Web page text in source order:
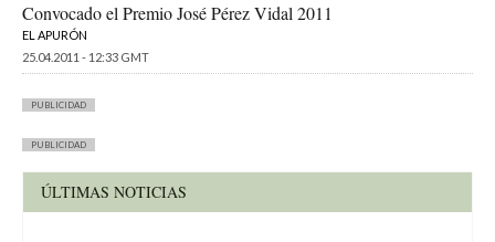
Convocado el Premio José Pérez Vidal 2011
EL APURÓN
25.04.2011 - 12:33 GMT
PUBLICIDAD
PUBLICIDAD
ÚLTIMAS NOTICIAS